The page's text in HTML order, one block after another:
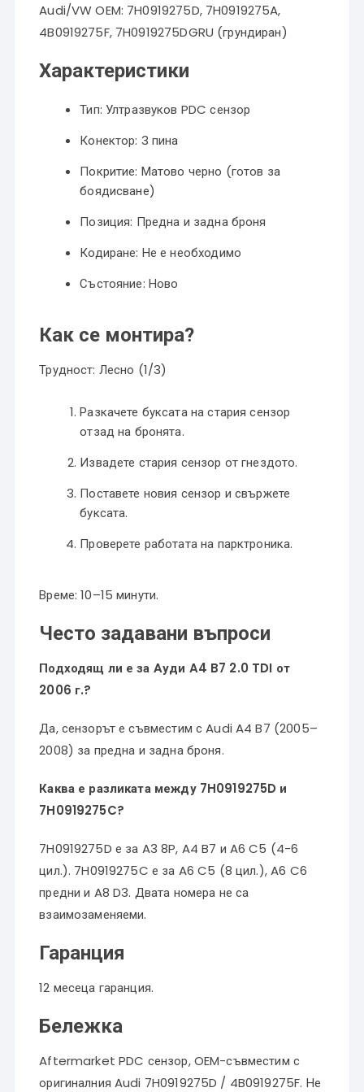
Audi/VW OEM: 7H0919275D, 7H0919275A,
4B0919275F, 7H0919275DGRU (грундиран)
Характеристики
Тип: Ултразвуков PDC сензор
Конектор: 3 пина
Покритие: Матово черно (готов за
боядисване)
Позиция: Предна и задна броня
Кодиране: Не е необходимо
Състояние: Ново
Как се монтира?
Трудност: Лесно (1/3)
Разкачете буксата на стария сензор
отзад на бронята.
Извадете стария сензор от гнездото.
Поставете новия сензор и свържете
буксата.
Проверете работата на парктроника.
Време: 10–15 минути.
Често задавани въпроси
Подходящ ли е за Ауди A4 B7 2.0 TDI от
2006 г.?
Да, сензорът е съвместим с Audi A4 B7 (2005–
2008) за предна и задна броня.
Каква е разликата между 7H0919275D и
7H0919275C?
7H0919275D е за A3 8P, A4 B7 и A6 C5 (4-6
цил.). 7H0919275C е за A6 C5 (8 цил.), A6 C6
предни и A8 D3. Двата номера не са
взаимозаменяеми.
Гаранция
12 месеца гаранция.
Бележка
Aftermarket PDC сензор, OEM-съвместим с
оригиналния Audi 7H0919275D / 4B0919275F. Не